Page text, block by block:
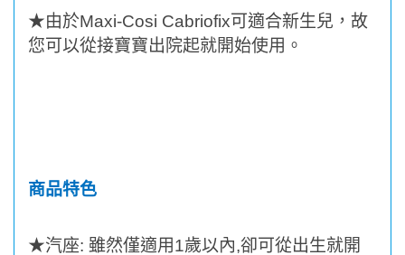
★由於Maxi-Cosi Cabriofix可適合新生兒，故
您可以從接寶寶出院起就開始使用。
商品特色
★汽座: 雖然僅適用1歲以內,卻可從出生就開